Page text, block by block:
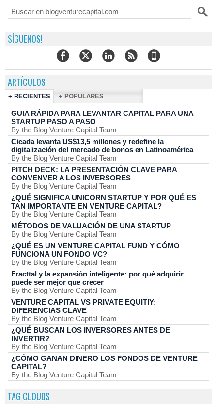
SÍGUENOS!
ARTÍCULOS
+ RECIENTES + POPULARES
GUIA RÁPIDA PARA LEVANTAR CAPITAL PARA UNA
STARTUP PASO A PASO
By the Blog Venture Capital Team
Cicada levanta US$13,5 millones y redefine la
digitalización del mercado de bonos en Latinoamérica
By the Blog Venture Capital Team
PITCH DECK: LA PRESENTACIÓN CLAVE PARA
CONVENVER A LOS INVERSORES
By the Blog Venture Capital Team
¿QUÉ SIGNIFICA UNICORN STARTUP Y POR QUÉ ES
TAN IMPORTANTE EN VENTURE CAPITAL?
By the Blog Venture Capital Team
MÉTODOS DE VALUACIÓN DE UNA STARTUP
By the Blog Venture Capital Team
¿QUÉ ES UN VENTURE CAPITAL FUND Y CÓMO
FUNCIONA UN FONDO VC?
By the Blog Venture Capital Team
Fracttal y la expansión inteligente: por qué adquirir
puede ser mejor que crecer
By the Blog Venture Capital Team
VENTURE CAPITAL VS PRIVATE EQUITIY:
DIFERENCIAS CLAVE
By the Blog Venture Capital Team
¿QUÉ BUSCAN LOS INVERSORES ANTES DE
INVERTIR?
By the Blog Venture Capital Team
¿CÓMO GANAN DINERO LOS FONDOS DE VENTURE
CAPITAL?
By the Blog Venture Capital Team
TAG CLOUDS